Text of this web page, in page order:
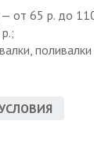
от 65 р. до